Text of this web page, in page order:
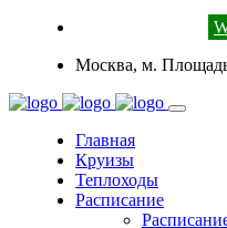
Москва, м.
Главная
Круизы
Теплоходы
Расписание